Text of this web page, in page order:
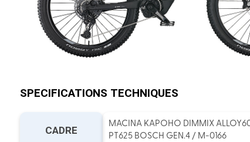
SPECIFICATIONS TECHNIQUES
CADRE
MACINA KAPOHO DIMMIX
PT625 BOSCH GEN.4 / M-0166